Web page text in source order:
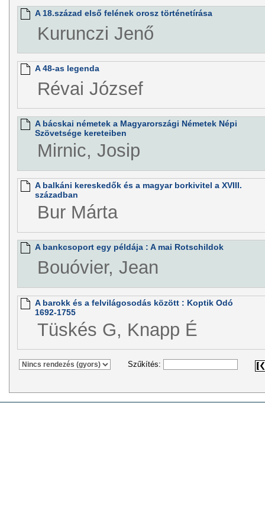
A 18.század első felének orosz történetírása
Kurunczi Jenő
A 48-as legenda
Révai József
A bácskai németek a Magyarországi Németek Népi
Szövetsége kereteiben
Mirnic, Josip
A balkáni kereskedők és a magyar borkivitel a XVIII.
században
Bur Márta
A bankcsoport egy példája : A mai Rotschildok
Bouóvier, Jean
A barokk és a felvilágosodás között : Koptik Odó
1692-1755
Tüskés G, Knapp É
Szűkítés: